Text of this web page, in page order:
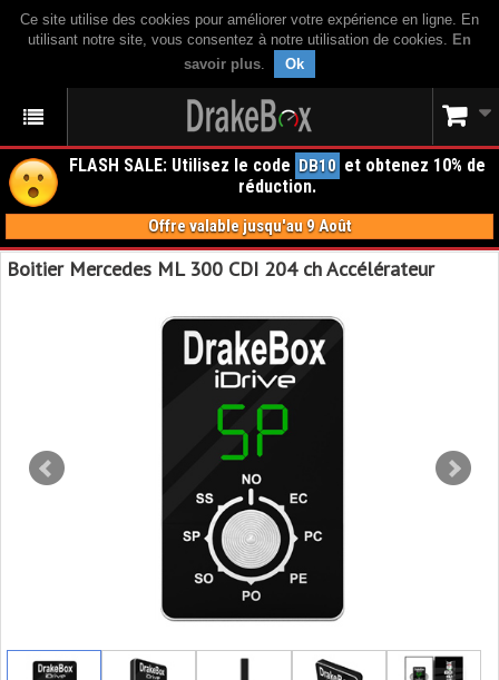
Ce site utilise des cookies pour améliorer votre expérience en ligne. En
utilisant notre site, vous consentez à notre utilisation de cookies. En
savoir plus. Ok
FLASH SALE: Utilisez le code DB10 et obtenez 10% de
réduction.
Offre valable jusqu'au 9 Août
Boitier Mercedes ML 300 CDI 204 ch Accélérateur